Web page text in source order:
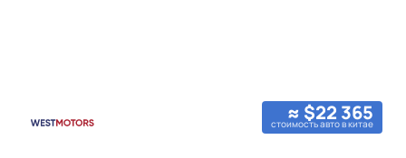
≈ $22 365
стоимость авто в китае